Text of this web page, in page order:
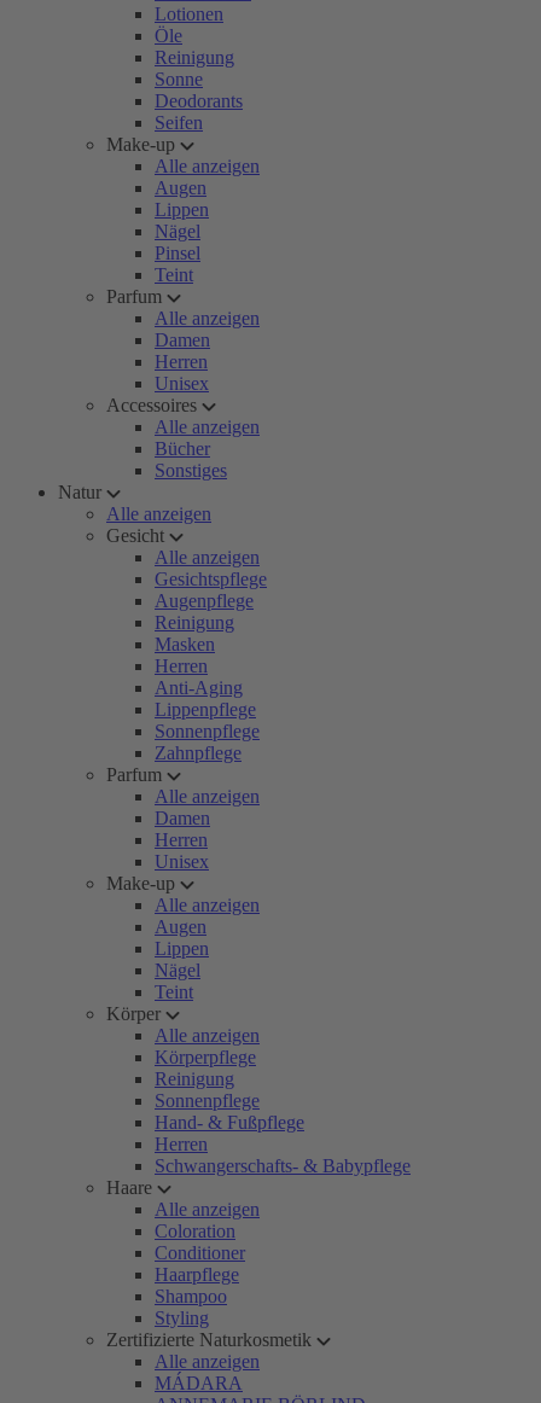
Lotionen
Öle
Reinigung
Sonne
Deodorants
Seifen
Make-up
Alle anzeigen
Augen
Lippen
Nägel
Pinsel
Teint
Parfum
Alle anzeigen
Damen
Herren
Unisex
Accessoires
Alle anzeigen
Bücher
Sonstiges
Natur
Alle anzeigen
Gesicht
Alle anzeigen
Gesichtspflege
Augenpflege
Reinigung
Masken
Herren
Anti-Aging
Lippenpflege
Sonnenpflege
Zahnpflege
Parfum
Alle anzeigen
Damen
Herren
Unisex
Make-up
Alle anzeigen
Augen
Lippen
Nägel
Teint
Körper
Alle anzeigen
Körperpflege
Reinigung
Sonnenpflege
Hand- & Fußpflege
Herren
Schwangerschafts- & Babypflege
Haare
Alle anzeigen
Coloration
Conditioner
Haarpflege
Shampoo
Styling
Zertifizierte Naturkosmetik
Alle anzeigen
MÁDARA